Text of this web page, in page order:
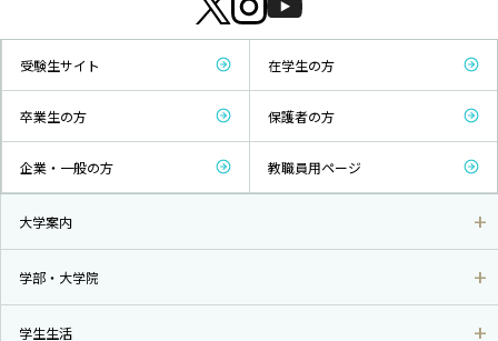
受験生サイト 在学生の方
卒業生の方 保護者の方
企業・一般の方 教職員用ページ
大学案内
学部・大学院
学生生活